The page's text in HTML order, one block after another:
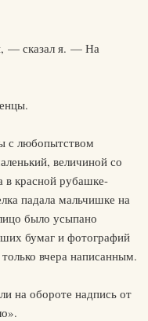
— сказал я. — На
с любопытством
величиной со
в красной рубашке-
падала мальчишке на
было усыпано
бумаг и фотографий
вчера написанным.
на обороте надпись от